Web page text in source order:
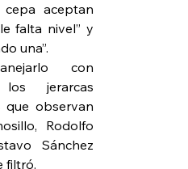
aceptan
falta nivel” y
una”.
con
los jerarcas
que observan
Rodolfo
Sánchez
filtró.